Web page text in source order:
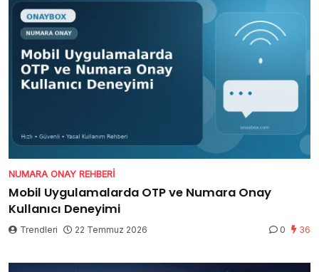
NUMARA ONAY REHBERI
Mobil Uygulamalarda OTP ve Numara Onay
Kullanıcı Deneyimi
Trendleri 22 Temmuz 2026 0 36